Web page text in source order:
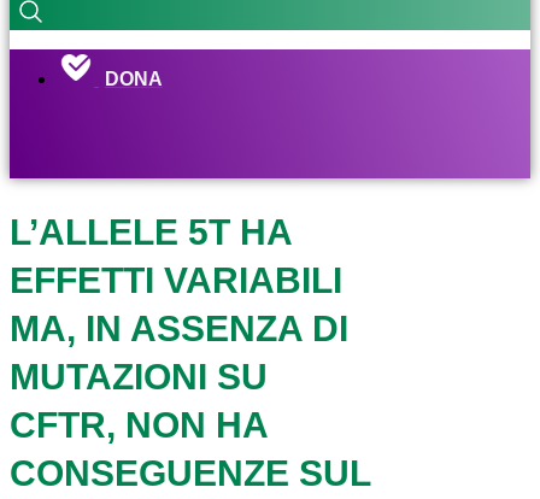
DONA
L’ALLELE 5T HA
EFFETTI VARIABILI
MA, IN ASSENZA DI
MUTAZIONI SU
CFTR, NON HA
CONSEGUENZE SUL